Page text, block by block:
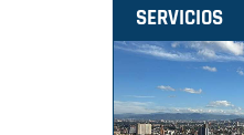
SERVICIOS